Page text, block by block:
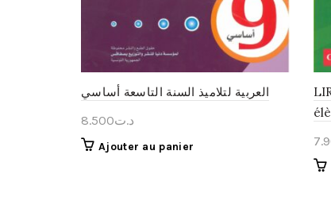
العربية لتلاميذ السنة التاسعة أساسي
د.ت8.500
Ajouter au panier